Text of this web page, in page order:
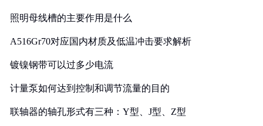
照明母线槽的主要作用是什么
A516Gr70对应国内材质及低温冲击要求解析
镀镍钢带可以过多少电流
计量泵如何达到控制和调节流量的目的
联轴器的轴孔形式有三种：Y型、J型、Z型